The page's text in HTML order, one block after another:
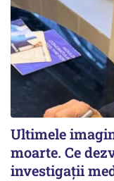
Ultimele
moarte. Ce
investigații